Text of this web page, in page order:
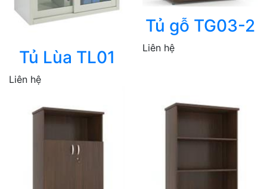
Tủ Lùa TL01
Liên hệ
Tủ gỗ TG03-2
Liên hệ